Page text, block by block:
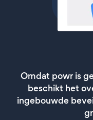
Omdat powr is
beschikt het
ingebouwde